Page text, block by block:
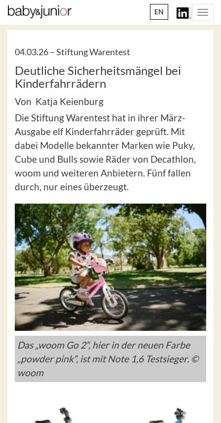
EN
04.03.26 –Stiftung Warentest
Deutliche Sicherheitsmängel bei
Kinderfahrrädern
Von Katja Keienburg
Die Stiftung Warentest hat in ihrer März-
Ausgabe elf Kinderfahrräder geprüft. Mit
dabei Modelle bekannter Marken wie Puky,
Cube und Bulls sowie Räder von Decathlon,
woom und weiteren Anbietern. Fünf fallen
durch, nur eines überzeugt.
Das „woom Go 2“, hier in der neuen Farbe
„powder pink“, ist mit Note 1,6 Testsieger. ©
woom